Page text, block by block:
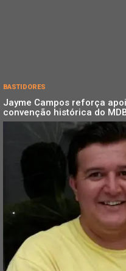
BASTIDORES
Jayme Campos reforça
convenção histórica do